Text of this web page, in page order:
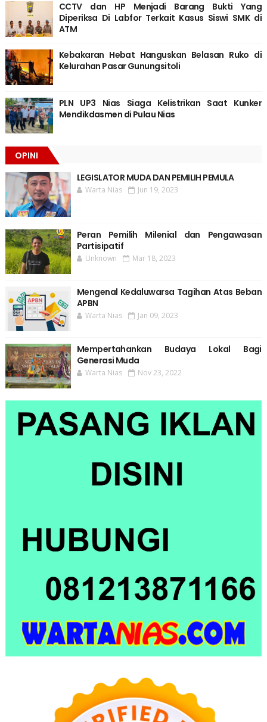
CCTV dan HP Menjadi Barang Bukti Yang
Diperiksa Di Labfor Terkait Kasus Siswi SMK di
ATM
Kebakaran Hebat Hanguskan Belasan Ruko di
Kelurahan Pasar Gunungsitoli
PLN UP3 Nias Siaga Kelistrikan Saat Kunker
Mendikdasmen di Pulau Nias
OPINI
LEGISLATOR MUDA DAN PEMILIH PEMULA
Warta Nias Jun 19, 2023
Peran Pemilih Milenial dan Pengawasan
Partisipatif
Unknown Mar 18, 2023
Mengenal Kedaluwarsa Tagihan Atas Beban
APBN
Warta Nias Jan 09, 2023
Mempertahankan Budaya Lokal Bagi
Generasi Muda
Warta Nias Nov 23, 2022